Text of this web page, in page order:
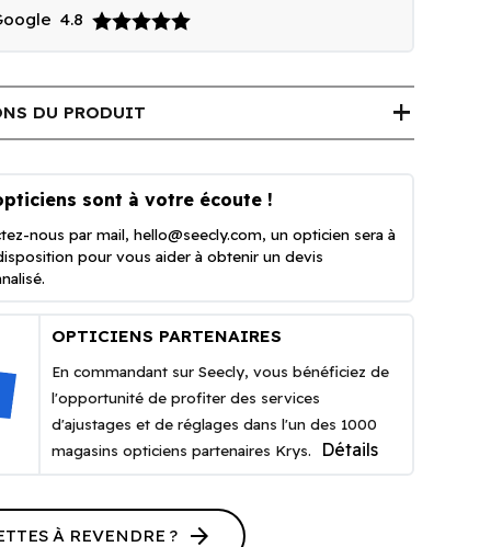
4.8
DU PRODUIT add
sont à votre écoute !
nous par mail,hello@seecly.com, un opticien sera à
pour vous aider à obtenir un devis
OPTICIENS PARTENAIRES
En commandant sur Seecly, vous bénéficiez de
l'opportunité de profiter des services
d'ajustages et de réglages dans l'un des 1000
magasins opticiens partenaires Krys.
Détails
À REVENDRE ? arrow_forward